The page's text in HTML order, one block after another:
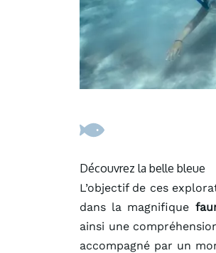
Découvrez la belle bleue
L’objectif de ces
dans la magnifique
ainsi une
accompagné par un